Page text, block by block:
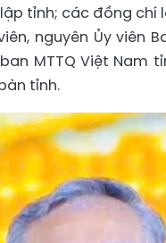
tỉnh; các đồng
nguyên Ủy viên
ban MTTQ Việt
tỉnh.